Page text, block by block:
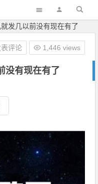
发几以前没有现在有了
没有现在有了
表评论 1,446 views